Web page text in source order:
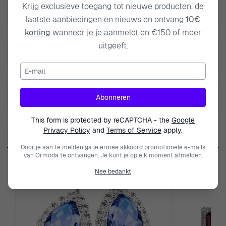
Zilver - Roze
Orphelia® 'Euphemia' Dames Oorbellen van Sterling
Zilver - Roze ZO-7411 zijn exquisite sierraden die
elegantie perfect combineren met een vleugje
hedendaagse flair. Gemaakt van hoogwaardig 925
sterling zilver, zijn deze prachtige oorbellen ontworpen
voor de moderne, verfijnde vrouw. Met een delicate
rozenkleurige metalen afwerking zorgen de Euphemia
oorbellen voor een verfijnde uitstraling, of je nu casual of
een tijdloze charme toe, terwijl de fijne details ze echt
vangen en weerkaatsen. De levendige tinten voegen een
vleugje kleur toe en maken ze veelzijdig genoeg om te
combineren met verschillende outfits. Met een gewicht
Artikelsoort
Oorhangers
Lengte4.2cm
Metaalsoort
More from this brand
Krijg exclusieve toegang tot nieuwe producten, de
laatste aanbiedingen en nieuws en ontvang 10€
korting wanneer je je aanmeldt en €150 of meer
uitgeeft.
E-mail
Abonneren
This form is protected by reCAPTCHA - the Google
Privacy Policy and Terms of Service apply.
Door je aan te melden ga je ermee akkoord promotionele e-mails
van Ormoda te ontvangen. Je kunt je op elk moment afmelden.
Nee bedankt